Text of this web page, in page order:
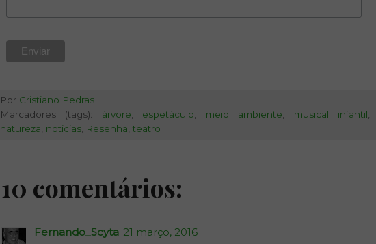
Por Cristiano Pedras
Marcadores (tags): árvore espetáculo meio ambiente musical infantil
natureza noticias Resenha teatro
10 comentários:
Fernando_Scyta 21 março, 2016